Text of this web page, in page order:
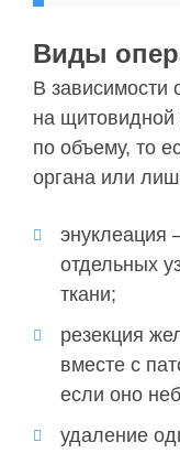
Виды
В зависимости
на щитовидной
по объему, то
органа или
отдельных
ткани;
резекция
вместе с
если оно
удаление